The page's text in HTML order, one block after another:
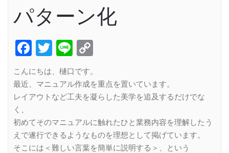
パターン化
Facebook
Twitter
Line
こんにちは、樋口です。
最近、マニュアル作成を重点を置いています。
レイアウトなど工夫を凝らした美学を追及するだけでな
く、
初めてそのマニュアルに触れたひと業務内容を理解したう
えで遂行できるようなものを理想として掲げています。
そこには＜難しい言葉を簡単に説明する＞、という